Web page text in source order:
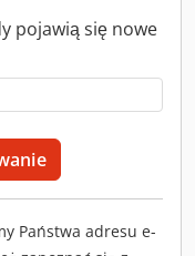
pojawią się nowe
Państwa adresu e-